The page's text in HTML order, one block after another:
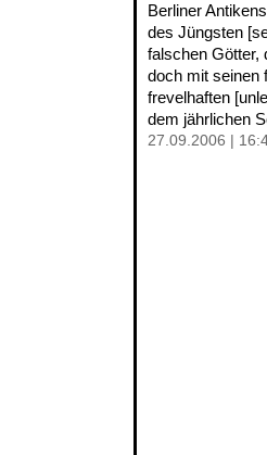
Berliner
des Jüngsten
falschen Götter,
doch mit seinen
frevelhaften
dem jährlichen
27.09.2006 |